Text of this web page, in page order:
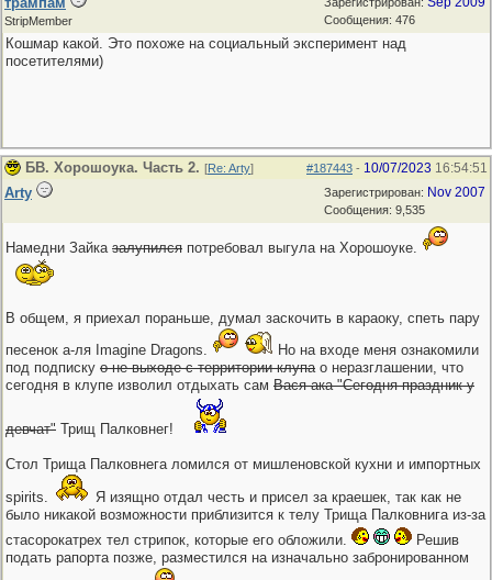
Сообщения: 476
StripMember
Кошмар какой. Это похоже на социальный эксперимент над
посетителями)
#187443 - 10/07/2023 16:54:51
БВ. Хорошоука. Часть 2. [Re: Arty]
Зарегистрирован: Nov 2007
Сообщения: 9,535
Arty
Намедни Зайка залупился потребовал выгула на Хорошоуке.
В общем, я приехал пораньше, думал заскочить в караоку, спеть пару
песенок а-ля Imagine Dragons.
Но на входе меня ознакомили
под подписку о не выходе с территории клупао неразглашении, что
сегодня в клупе изволил отдыхать сам Вася ака "Сегодня праздник у
девчат" Трищ Палковнег!
Стол Трища Палковнега ломился от мишленовской кухни и импортных
spirits.
Я изящно отдал честь и присел за краешек, так как не
было никакой возможности приблизится к телу Трища Палковнига из-за
стасорокатрех тел стрипок, которые его обложили.
Решив
подать рапорта позже, разместился на изначально забронированном